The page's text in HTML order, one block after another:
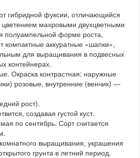
гибридной фуксии, отличающийся
махровыми двухцветными
полуампельной форме роста,
компактные аккуратные «шапки»,
для выращивания в подвесных
контейнерах.
Окраска контрастная: наружные
розовые, внутренние (венчик) —
рост).
создавая густой куст.
по сентябрь. Сорт считается
выращивания, украшения
грунта в летний период.